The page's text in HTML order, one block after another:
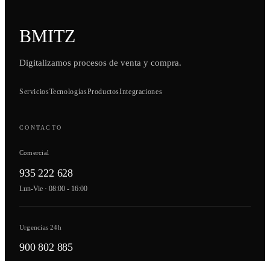
BMITZ
Digitalizamos procesos de venta y compra.
ServiciosTecnologíasProductosIntegraciones
CONTACTO
Comercial
935 222 628
Lun-Vie · 08:00 - 16:00
Urgencias 24h
900 802 885